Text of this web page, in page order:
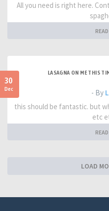
All you need is right here.
30
Dec
LASAGNA ON ME THIS
- By
this should be fantastic. but
etc
LOAD